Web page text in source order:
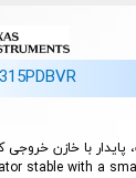
stable with a